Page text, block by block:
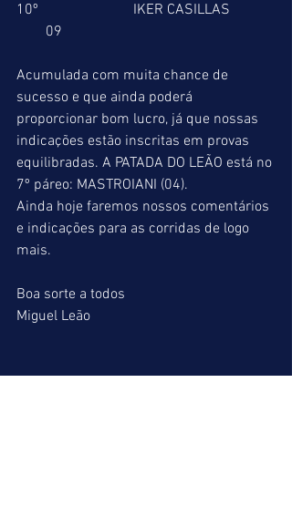
10º                          IKER CASILLAS
        09
Acumulada com muita chance de
sucesso e que ainda poderá
proporcionar bom lucro, já que nossas
indicações estão inscritas em provas
equilibradas. A PATADA DO LEÃO está no
7º páreo: MASTROIANI (04).
Ainda hoje faremos nossos comentários
e indicações para as corridas de logo
mais.
Boa sorte a todos
Miguel Leão